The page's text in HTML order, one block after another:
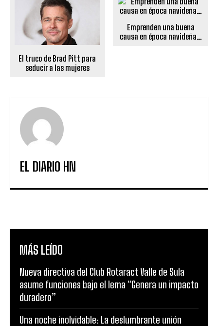
El truco de Brad Pitt para
seducir a las mujeres
Emprenden una buena
causa en época navideña…
EL DIARIO HN
MÁS LEÍDO
Nueva directiva del Club Rotaract Valle de Sula
asume funciones bajo el lema “Genera un impacto
duradero”
Una noche inolvidable: La deslumbrante unión